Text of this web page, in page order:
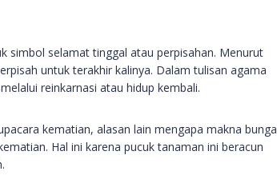
simbol selamat tinggal atau perpisahan. Menurut
untuk terakhir kalinya. Dalam tulisan agama
reinkarnasi atau hidup kembali.
kematian, alasan lain mengapa makna bunga
Hal ini karena pucuk tanaman ini beracun